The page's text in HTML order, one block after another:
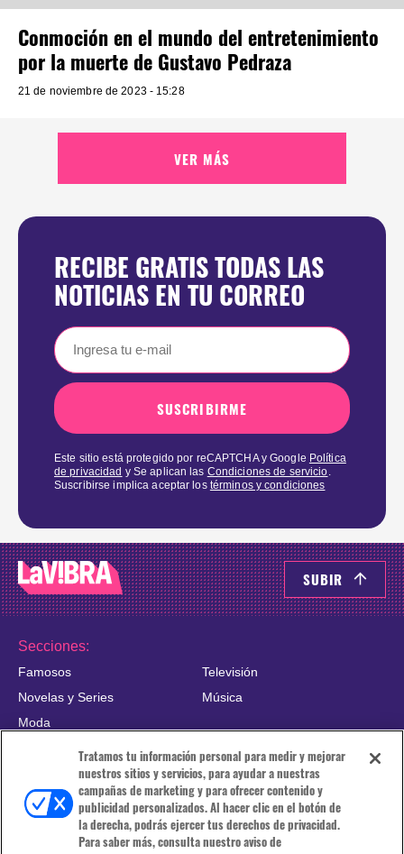
Conmoción en el mundo del entretenimiento
por la muerte de Gustavo Pedraza
21 de noviembre de 2023 - 15:28
VER MÁS
RECIBE GRATIS TODAS LAS
NOTICIAS EN TU CORREO
SUSCRIBIRME
Este sitio está protegido por reCAPTCHA y Google Política
de privacidad y Se aplican las Condiciones de servicio.
Suscribirse implica aceptar los términos y condiciones
SUBIR
Secciones:
Famosos
Televisión
Novelas y Series
Música
Moda
About Us / Nuestra Empresa
Contacto
Privacy Policy
Tratamos tu información personal para medir y mejorar
nuestros sitios y servicios, para ayudar a nuestras
campañas de marketing y para ofrecer contenido y
publicidad personalizados. Al hacer clic en el botón de
la derecha, podrás ejercer tus derechos de privacidad.
Para saber más, consulta nuestro aviso de